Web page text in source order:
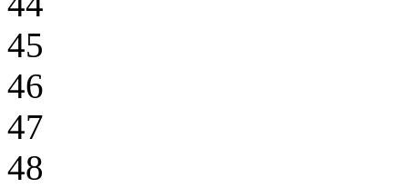
45
46
47
48